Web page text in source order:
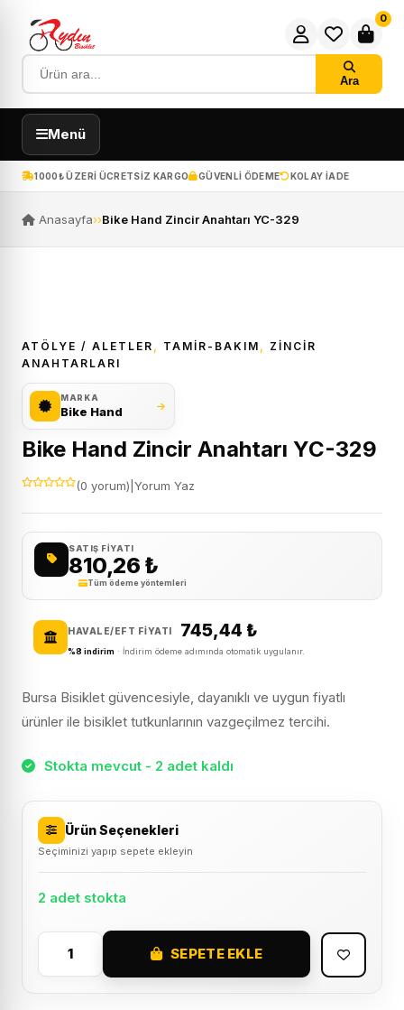
Ara
0
Menü
1000₺ ÜZERI ÜCRETSIZ KARGO GÜVENLI ÖDEME KOLAY IADE
Anasayfa››Bike Hand Zincir Anahtarı YC-329
ATÖLYE / ALETLER TAMİR-BAKIM
ZINCIR
ANAHTARLARI
MARKA
Bike Hand
Bike Hand Zincir Anahtarı YC-329
(0 yorum) Yorum Yaz
SATIŞ FIYATI
810,26 ₺
Tüm ödeme yöntemleri
HAVALE/EFT FIYATI 745,44 ₺
%8 indirim · İndirim ödeme adımında otomatik uygulanır.
Bursa Bisiklet güvencesiyle, dayanıklı ve uygun fiyatlı
ürünler ile bisiklet tutkunlarının vazgeçilmez tercihi.
Stokta mevcut - 2 adet kaldı
Ürün Seçenekleri
Seçiminizi yapıp sepete ekleyin
2 adet stokta
SEPETE EKLE